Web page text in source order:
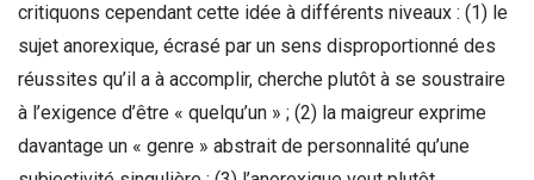
critiquons cependant cette idée à différents niveaux : (1) le
sujet anorexique, écrasé par un sens disproportionné des
réussites qu’il a à accomplir, cherche plutôt à se soustraire
à l’exigence d’être « quelqu’un » ; (2) la maigreur exprime
davantage un « genre » abstrait de personnalité qu’une